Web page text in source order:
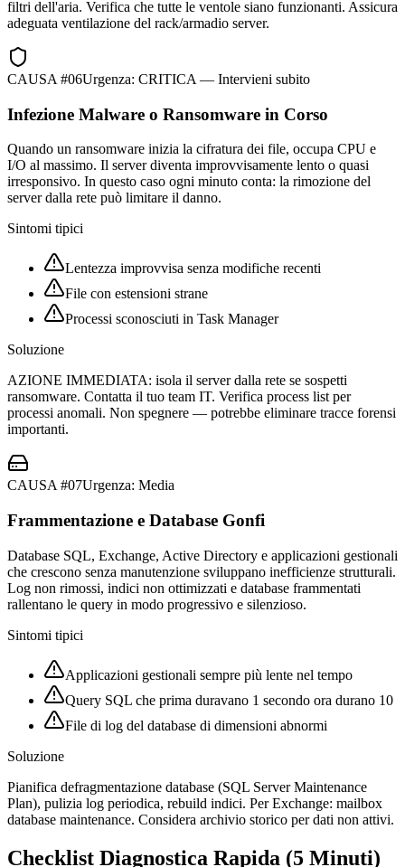
filtri dell'aria. Verifica che tutte le ventole siano funzionanti. Assicura
adeguata ventilazione del rack/armadio server.
CAUSA #06Urgenza: CRITICA — Intervieni subito
Infezione Malware o Ransomware in Corso
Quando un ransomware inizia la cifratura dei file, occupa CPU e
I/O al massimo. Il server diventa improvvisamente lento o quasi
irresponsivo. In questo caso ogni minuto conta: la rimozione del
server dalla rete può limitare il danno.
Sintomi tipici
Lentezza improvvisa senza modifiche recenti
File con estensioni strane
Processi sconosciuti in Task Manager
Soluzione
AZIONE IMMEDIATA: isola il server dalla rete se sospetti
ransomware. Contatta il tuo team IT. Verifica process list per
processi anomali. Non spegnere — potrebbe eliminare tracce forensi
importanti.
CAUSA #07Urgenza: Media
Frammentazione e Database Gonfi
Database SQL, Exchange, Active Directory e applicazioni gestionali
che crescono senza manutenzione sviluppano inefficienze strutturali.
Log non rimossi, indici non ottimizzati e database frammentati
rallentano le query in modo progressivo e silenzioso.
Sintomi tipici
Applicazioni gestionali sempre più lente nel tempo
Query SQL che prima duravano 1 secondo ora durano 10
File di log del database di dimensioni abnormi
Soluzione
Pianifica defragmentazione database (SQL Server Maintenance
Plan), pulizia log periodica, rebuild indici. Per Exchange: mailbox
database maintenance. Considera archivio storico per dati non attivi.
Checklist Diagnostica Rapida (5 Minuti)